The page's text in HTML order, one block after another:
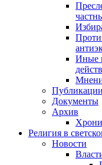
Иные
Публикации
Документы
Архив
Религия в
Новости